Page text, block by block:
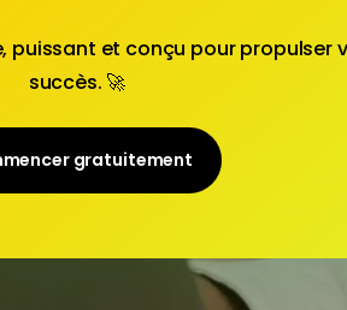
puissant et conçu pour propulser
succès. 🚀
gratuitement